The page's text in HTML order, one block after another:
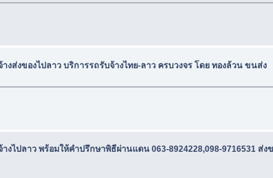
างส่งของไปลาว บริการรถรับจ้างไทย-ลาว ครบวงจร โดย ทองล้วน ขนส่ง
างไปลาว พร้อมให้คำปรึกษาพิธีผ่านแดน 063-8924228,098-9716531 ส่ง